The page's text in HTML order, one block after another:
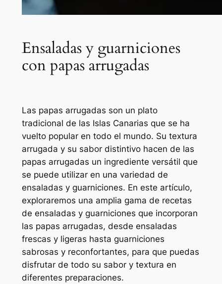
Ensaladas y guarniciones
con papas arrugadas
Las papas arrugadas son un plato
tradicional de las Islas Canarias que se ha
vuelto popular en todo el mundo. Su textura
arrugada y su sabor distintivo hacen de las
papas arrugadas un ingrediente versátil que
se puede utilizar en una variedad de
ensaladas y guarniciones. En este artículo,
exploraremos una amplia gama de recetas
de ensaladas y guarniciones que incorporan
las papas arrugadas, desde ensaladas
frescas y ligeras hasta guarniciones
sabrosas y reconfortantes, para que puedas
disfrutar de todo su sabor y textura en
diferentes preparaciones.